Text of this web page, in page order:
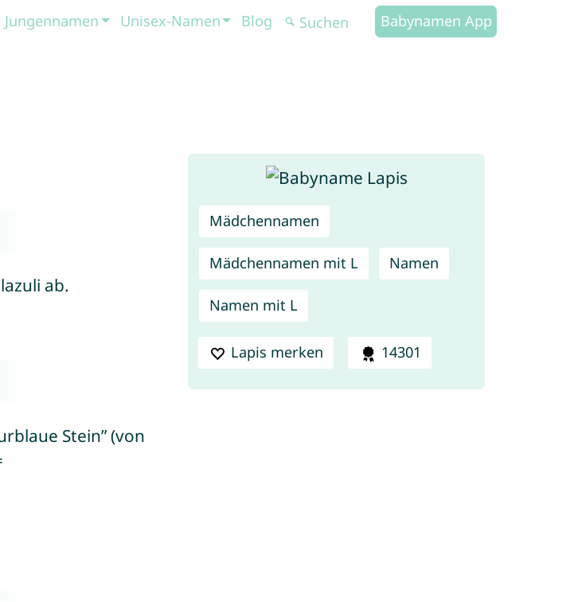
Jungennamen Unisex-Namen Blog Babynamen App
Mädchennamen
Mädchennamen mit L Namen
Namen mit L
Lapis merken 14301
ab.
Stein” (von